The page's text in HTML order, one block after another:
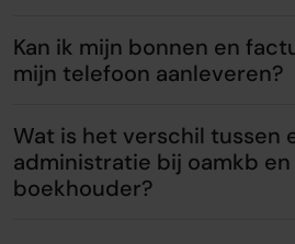
Kan ik mijn bonnen en
mijn telefoon aanleveren?
Wat is het verschil tussen
administratie bij oamkb
boekhouder?